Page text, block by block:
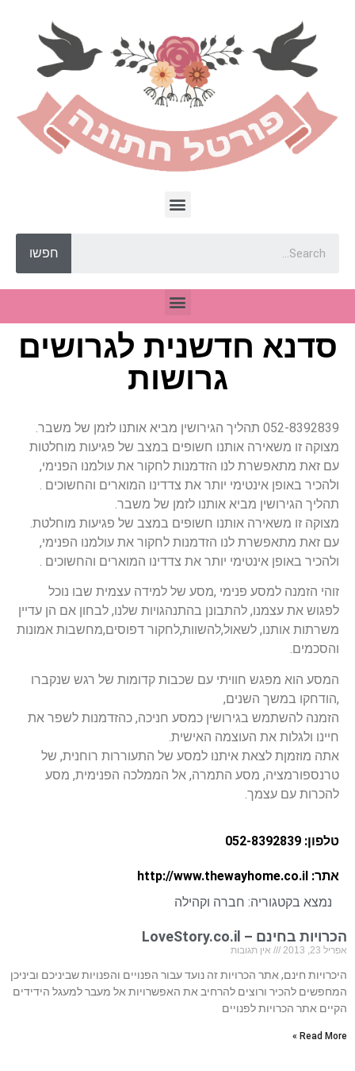
חפשו
סדנא חדשנית לגרושים
גרושות
052-8392839 תהליך הגירושין מביא אותנו לזמן של משבר.
מצוקה זו משאירה אותנו חשופים במצב של פגיעות מוחלטות
עם זאת מתאפשרת לנו הזדמנות לחקור את עולמנו הפנימי,
ולהכיר באופן אינטימי יותר את צדדינו המוארים והחשוכים .
תהליך הגירושין מביא אותנו לזמן של משבר.
מצוקה זו משאירה אותנו חשופים במצב של פגיעות מוחלטת.
עם זאת מתאפשרת לנו הזדמנות לחקור את עולמנו הפנימי,
ולהכיר באופן אינטימי יותר את צדדינו המוארים והחשוכים .
זוהי הזמנה למסע פנימי ,מסע של למידה עצמית שבו נוכל
לפגוש את עצמנו, להתבונן בהתנהגויות שלנו, לבחון אם הן עדיין
משרתות אותנו, לשאול,להשוות,לחקור דפוסים,מחשבות אמונות
והסכמים.
המסע הוא מפגש חוויתי עם שכבות קדומות של רגש שנקברו
,הודחקו במשך השנים,
הזמנה להשתמש בגירושין כמסע חניכה, כהזדמנות לשפר את
חיינו ולגלות את העוצמה האישית.
אתה מוזמןת לצאת איתנו למסע של התעוררות רוחנית, של
טרנספורמציה, מסע התמרה, אל הממלכה הפנימית, מסע
להכרות עם עצמך.
טלפון: 052-8392839
אתר: http://www.thewayhome.co.il
נמצא בקטגוריה: חברה וקהילה
הכרויות בחינם – LoveStory.co.il
אפריל 23, 2013 אין תגובות
היכרויות חינם, אתר הכרויות זה נועד עבור הפנויים והפנויות שביניכם וביניכן
המחפשים להכיר ורוצים להרחיב את האפשרויות אל מעבר למעגל הידידים
הקיים אתר הכרויות לפנויים
Read More »